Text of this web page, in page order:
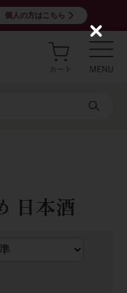
個人の方はこちら
日本酒
C
l
s